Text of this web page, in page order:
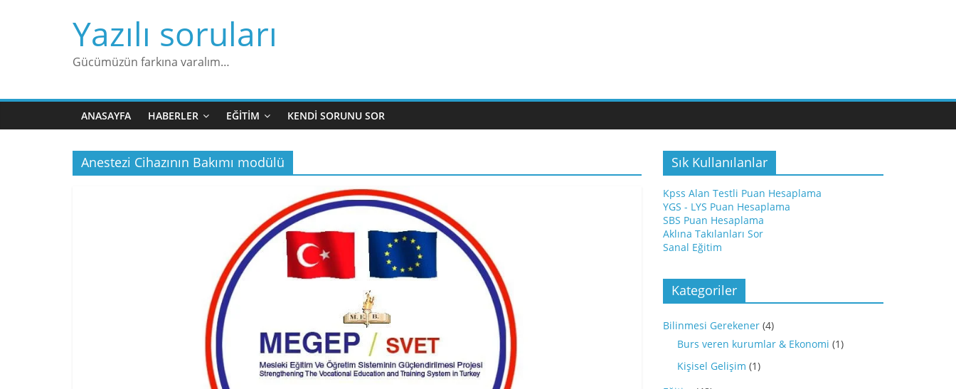
Yazılı soruları
Gücümüzün farkına varalım…
ANASAYFA HABERLER EĞITIM KENDI SORUNU SOR
Anestezi Cihazının Bakımı modülü Sık Kullanılanlar
Kpss Alan Testli Puan Hesaplama
YGS - LYS Puan Hesaplama
SBS Puan Hesaplama
Aklına Takılanları Sor
Sanal Eğitim
Kategoriler
Bilinmesi Gerekener (4)
Burs veren kurumlar & Ekonomi (1)
Kişisel Gelişim (1)